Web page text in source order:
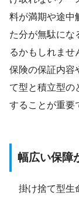
料が満期や途中
た分が無駄にな
るかもしれませ
保険の保証内容
て型と積立型の
することが重要
幅広い保障
掛け捨て型生